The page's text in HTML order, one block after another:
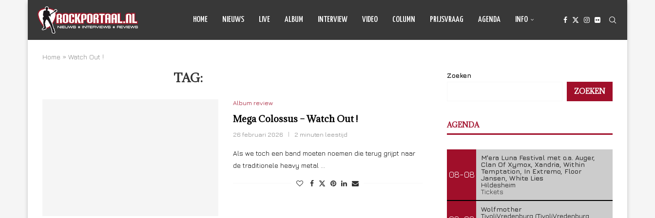
HOME NIEUWS LIVE ALBUM INTERVIEW VIDEO COLUMN PRIJSVRAAG AGENDA INFO
Home » Watch Out !
TAG:
Album review
Mega Colossus – Watch Out !
26 februari 2026 2 minuten leestijd
Als we toch een band moeten noemen die terug grijpt naar
de traditionele heavy metal …
Zoeken
ZOEKEN
AGENDA
08-08
M'era Luna Festival met o.a. Auger,
Clan Of Xymox, Xandria, Within
Temptation, In Extremo, Floor
Jansen, White Lies
Hildesheim
Tickets
Wolfmother
TivoliVredenburg (TivoliVredenburg